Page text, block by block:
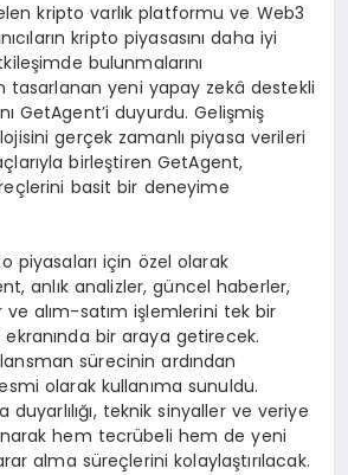
kripto varlık platformu ve Web3
kripto piyasasını daha iyi
bulunmalarını
tasarlanan yeni yapay zekâ destekli
GetAgent’i duyurdu. Gelişmiş
gerçek zamanlı piyasa verileri
birleştiren GetAgent,
basit bir deneyime
piyasaları için özel olarak
anlık analizler, güncel haberler,
alım-satım işlemlerini tek bir
bir araya getirecek.
sürecinin ardından
olarak kullanıma sunuldu.
duyarlılığı, teknik sinyaller ve veriye
hem tecrübeli hem de yeni
alma süreçlerini kolaylaştırılacak.